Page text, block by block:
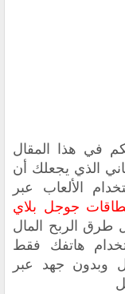
في هذا المقال
الذي يجعلك أن
الألعاب عبر
جوجل بلاي
الربح المال
هاتفك فقط
وبدون جهد عبر